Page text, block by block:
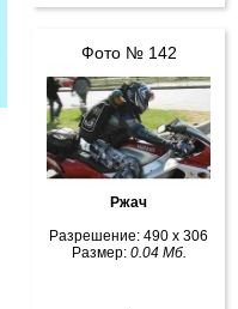
Фото № 142
Ржач
Разрешение: 490 x 306
Размер: 0.04 Мб.